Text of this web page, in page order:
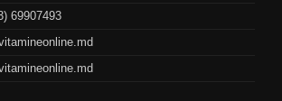
69907493